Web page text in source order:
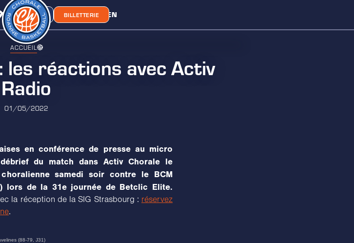
CLASSEMENTCHORA' LIEN
BOUTIQUE BILLETTERIE
ACCUEIL
les réactions avec Activ
Radio
01/05/2022
en conférence de presse au micro
du match dans Activ Chorale le
samedi soir contre le BCM
lors de la 31e journée de Betclic Elite.
la réception de la SIG Strasbourg : réservez
.
(88-79, J31)